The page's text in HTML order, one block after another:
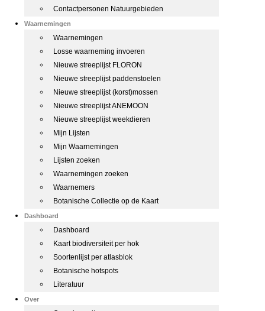
Contactpersonen Natuurgebieden
Waarnemingen
Waarnemingen
Losse waarneming invoeren
Nieuwe streeplijst FLORON
Nieuwe streeplijst paddenstoelen
Nieuwe streeplijst (korst)mossen
Nieuwe streeplijst ANEMOON
Nieuwe streeplijst weekdieren
Mijn Lijsten
Mijn Waarnemingen
Lijsten zoeken
Waarnemingen zoeken
Waarnemers
Botanische Collectie op de Kaart
Dashboard
Dashboard
Kaart biodiversiteit per hok
Soortenlijst per atlasblok
Botanische hotspots
Literatuur
Over